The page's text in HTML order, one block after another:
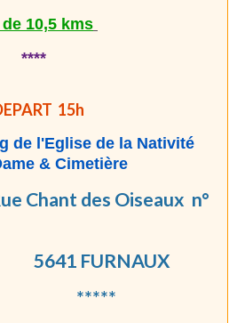
10,5 kms
****
15h
de l'Eglise de la Nativité
& Cimetière
ue Chant des Oiseaux n°